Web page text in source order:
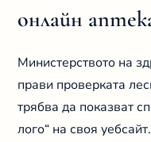
онлайн
Министерството на
прави проверката
трябва да показват
лого“ на своя